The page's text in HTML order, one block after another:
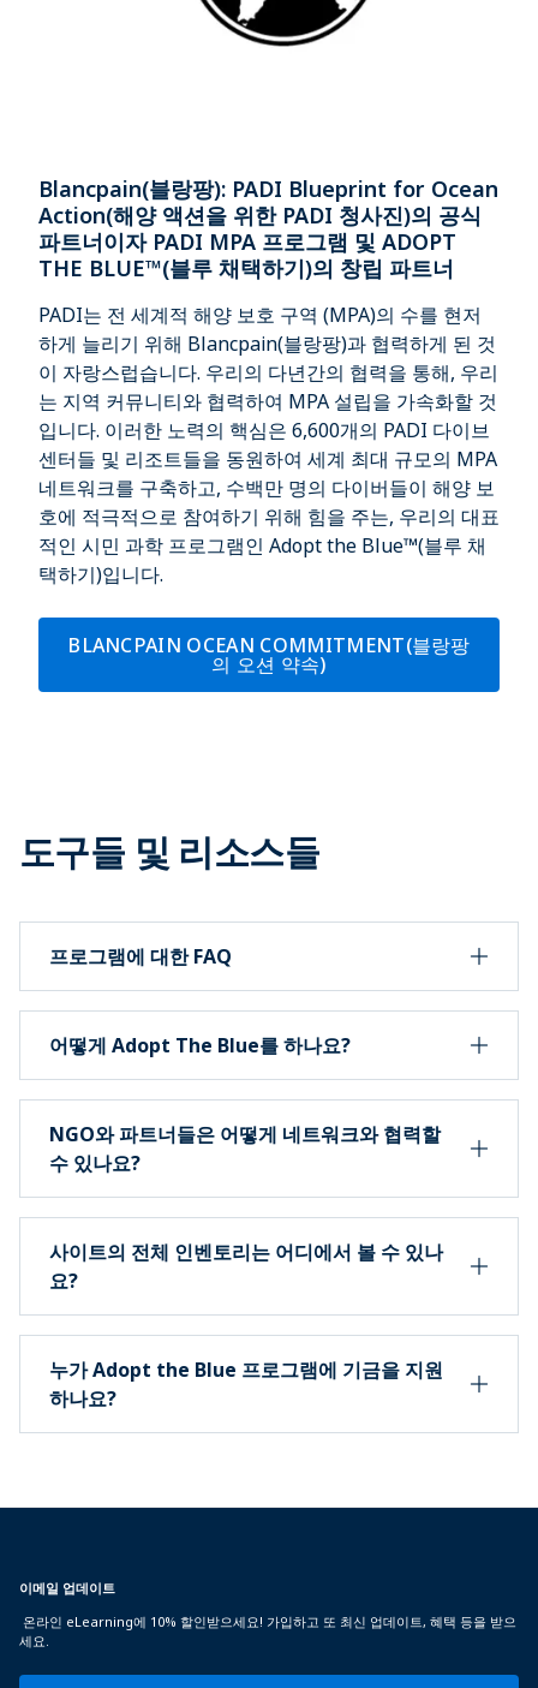
Blancpain(블랑팡): PADI Blueprint for Ocean
Action(해양 액션을 위한 PADI 청사진)의 공식
파트너이자 PADI MPA 프로그램 및 ADOPT
THE BLUE™(블루 채택하기)의 창립 파트너
PADI는 전 세계적 해양 보호 구역 (MPA)의 수를 현저
하게 늘리기 위해 Blancpain(블랑팡)과 협력하게 된 것
이 자랑스럽습니다. 우리의 다년간의 협력을 통해, 우리
는 지역 커뮤니티와 협력하여 MPA 설립을 가속화할 것
입니다. 이러한 노력의 핵심은 6,600개의 PADI 다이브
센터들 및 리조트들을 동원하여 세계 최대 규모의 MPA
네트워크를 구축하고, 수백만 명의 다이버들이 해양 보
호에 적극적으로 참여하기 위해 힘을 주는, 우리의 대표
적인 시민 과학 프로그램인 Adopt the Blue™(블루 채
택하기)입니다.
BLANCPAIN OCEAN COMMITMENT(블랑팡
의 오션 약속)
도구들 및 리소스들
프로그램에 대한 FAQ
어떻게 Adopt The Blue를 하나요?
NGO와 파트너들은 어떻게 네트워크와 협력할
수 있나요?
사이트의 전체 인벤토리는 어디에서 볼 수 있나
요?
누가 Adopt the Blue 프로그램에 기금을 지원
하나요?
이메일 업데이트
온라인 eLearning에 10% 할인받으세요! 가입하고 또 최신 업데이트, 혜택 등을 받으
세요.